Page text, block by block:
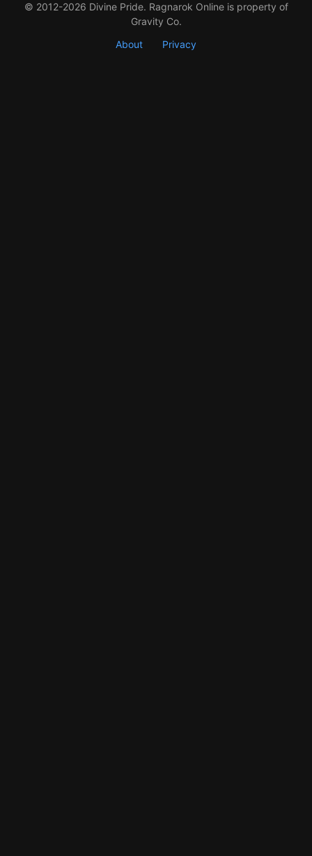
© 2012-2026 Divine Pride. Ragnarok Online is property of
Gravity Co.
About
Privacy